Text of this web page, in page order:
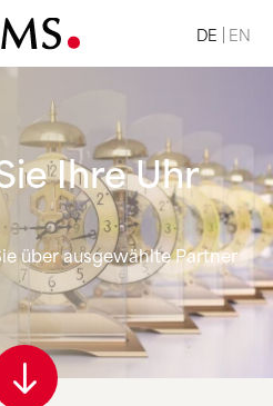
DE EN
Ihre Uhr
über ausgewählte Partner